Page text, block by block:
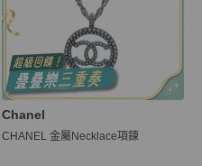
Chanel
CHANEL 金屬Necklace項鍊